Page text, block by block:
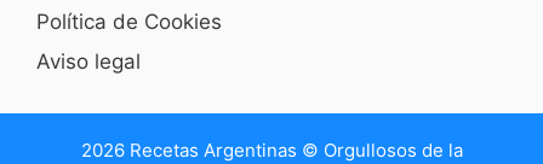
Política de Cookies
Aviso legal
2026 Recetas Argentinas © Orgullosos de la